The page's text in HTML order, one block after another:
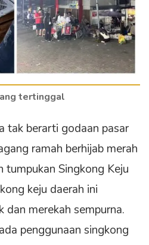
tertinggal
tak berarti godaan pasar
ramah berhijab merah
tumpukan Singkong Keju
keju daerah ini
merekah sempurna.
penggunaan singkong